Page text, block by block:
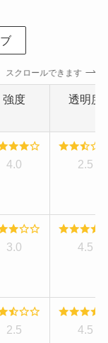
スクロールできます
強度 透明度
4.0 2.5
3.0 4.5
2.5 4.5